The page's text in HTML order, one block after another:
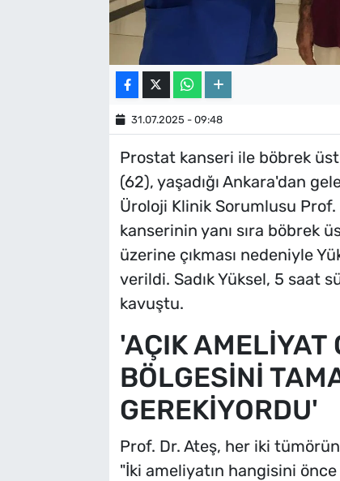
31.07.2025 - 09:48
Prostat kanseri ile böbrek
(62), yaşadığı Ankara'dan
Üroloji Klinik Sorumlusu
kanserinin yanı sıra böbrek
üzerine çıkması nedeniyle
verildi. Sadık Yüksel, 5 saat
kavuştu.
'AÇIK AMELİYAT
BÖLGESİNİ
GEREKİYORDU'
Prof. Dr. Ateş, her iki
"İki ameliyatın hangisini